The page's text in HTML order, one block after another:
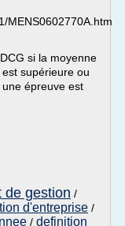
MENS0602770A.htm
si la moyenne
supérieure ou
épreuve est
de gestion /
d'entreprise /
/ definition